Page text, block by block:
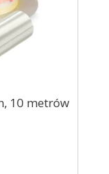
10 metrów